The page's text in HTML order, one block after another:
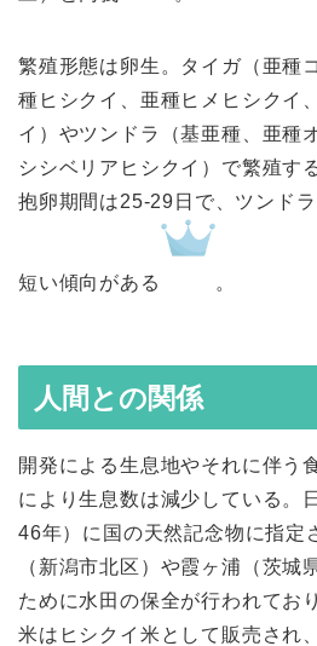
繁殖形態は卵生。タイガ（亜種
種ヒシクイ、亜種ヒメヒシクイ
イ）やツンドラ（基亜種、亜種
シシベリアヒシクイ）で繁殖す
抱卵期間は25-29日で、ツンド
短い傾向がある 。
人間との関係
開発による生息地やそれに伴う
により生息数は減少している。
46年）に国の天然記念物に指定
（新潟市北区）や霞ヶ浦（茨城
ために水田の保全が行われてお
米はヒシクイ米として販売され